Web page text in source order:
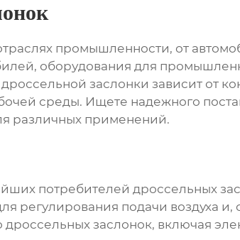
промышленности, от
оборудования для
дроссельной заслонки зависит от
среды. Ищете надежного
различных применений.
потребителей дроссельных
регулирования подачи воздуха
дроссельных заслонок, включая